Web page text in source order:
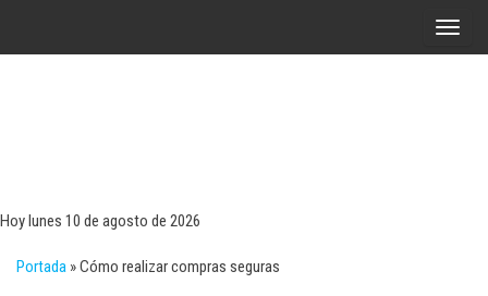
A
Hoy lunes 10 de agosto de 2026
Portada »Cómo realizar compras seguras